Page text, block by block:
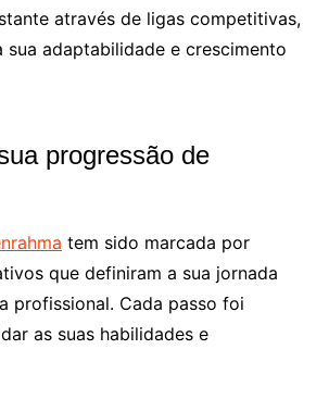
através de ligas competitivas,
sua adaptabilidade e crescimento
progressão de
tem sido marcada por
que definiram a sua jornada
profissional. Cada passo foi
as suas habilidades e